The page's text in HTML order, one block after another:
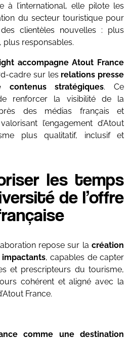
à l’international, elle pilote les
du secteur touristique pour
clientèles nouvelles : plus
plus responsables.
accompagne Atout France
cadre sur les relations presse
stratégiques. Ce
renforcer la visibilité de la
des médias français et
l’engagement d’Atout
plus qualitatif, inclusif et
les temps
de l’offre
repose sur la création
, capables de capter
et prescripteurs du tourisme,
cohérent et aligné avec la
France.
comme une destination